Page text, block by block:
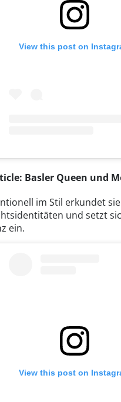
View this post on
Basler Queen und
im Stil erkundet sie
und setzt
ein.
View this post on